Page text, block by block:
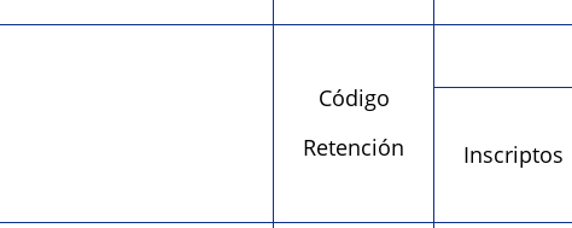
Código
Retención
Inscriptos